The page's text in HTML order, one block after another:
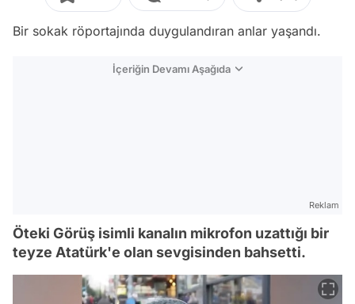
Bir sokak röportajında duygulandıran anlar yaşandı.
İçeriğin Devamı Aşağıda
Reklam
Öteki Görüş isimli kanalın mikrofon uzattığı bir
teyze Atatürk'e olan sevgisinden bahsetti.